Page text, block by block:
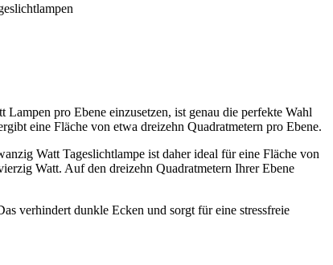
pro Ebene einzusetzen, ist genau die perfekte Wahl
eine Fläche von etwa dreizehn Quadratmetern pro Ebene.
Watt Tageslichtlampe ist daher ideal für eine Fläche von
Watt. Auf den dreizehn Quadratmetern Ihrer Ebene
verhindert dunkle Ecken und sorgt für eine stressfreie